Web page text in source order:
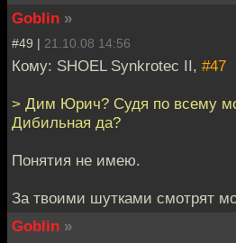
Goblin »
#49 | 21.10.08 14:56
Кому: SHOEL Synkrotec II, #47
> Дим Юрич? Судя по всему
Дибильная да?
Понятия не имею.
За твоими шутками смотрят
Goblin »